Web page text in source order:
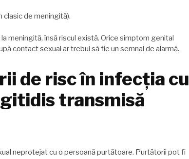
clasic de meningită).
meningită, însă riscul există. Orice simptom genital
contact sexual ar trebui să fie un semnal de alarmă.
de risc în infecția cu
transmisă
neprotejat cu o persoană purtătoare. Purtătorii pot fi